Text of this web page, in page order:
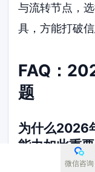
与流转节点，
具，方能打破
FAQ：
题
为什么2026
能力如此重
微信咨询